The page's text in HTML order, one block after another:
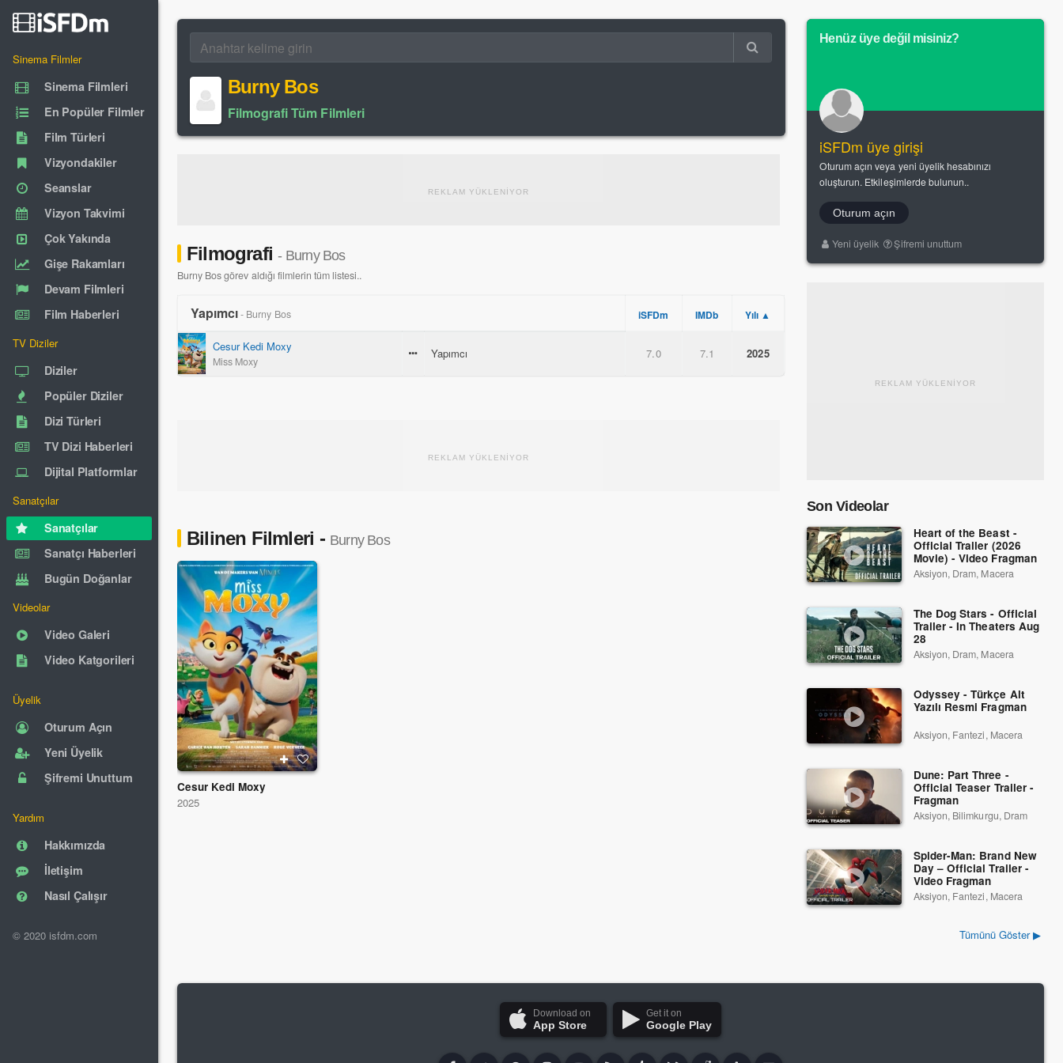
Sinema Filmler
Sinema Filmleri
En Popüler Filmler
Film Türleri
Vizyondakiler
Seanslar
Vizyon Takvimi
Çok Yakında
Gişe Rakamları
Devam Filmleri
Film Haberleri
TV Diziler
Diziler
Popüler Diziler
Dizi Türleri
TV Dizi Haberleri
Dijital Platformlar
Sanatçılar
Sanatçılar
Sanatçı Haberleri
Bugün Doğanlar
Videolar
Video Galeri
Video Katgorileri
Üyelik
Oturum Açın
Yeni Üyelik
Şifremi Unuttum
Yardım
Hakkımızda
İletişim
Nasıl Çalışır
© 2020 isfdm.com
Burny Bos
Filmografi Tüm Filmleri
REKLAM YÜKLENİYOR
Filmografi- Burny Bos
Burny Bos görev aldığı filmlerin tüm listesi..
Yapımcı- Burny Bos iSFDm IMDb Yılı ▲
Cesur Kedi Moxy
Miss Moxy
Yapımcı 7.0 7.1 2025
REKLAM YÜKLENİYOR
Bilinen Filmleri - Burny Bos
Cesur Kedi Moxy
2025
Henüz üye değil misiniz?
iSFDm üye girişi
Oturum açın veya yeni üyelik hesabınızı
oluşturun. Etkileşimlerde bulunun..
Oturum açın
Yeni üyelik Şifremi unuttum
REKLAM YÜKLENİYOR
Son Videolar
Heart of the Beast -
Official Trailer (2026
Movie) - Video Fragman
Aksiyon, Dram, Macera
The Dog Stars - Official
Trailer - In Theaters Aug
28
Aksiyon, Dram, Macera
Odyssey - Türkçe Alt
Yazılı Resmi Fragman
Aksiyon, Fantezi, Macera
Dune: Part Three -
Official Teaser Trailer -
Fragman
Aksiyon, Bilimkurgu, Dram
Spider-Man: Brand New
Day – Official Trailer -
Video Fragman
Aksiyon, Fantezi, Macera
Tümünü Göster ▶
Download on
App Store
Get it on
Google Play